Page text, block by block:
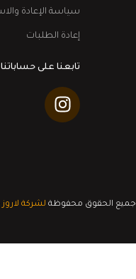
سياسة الإعادة
إعادة الطلبات
تابعنا على
جميع الحقوق محفوظة لشركة لاروز